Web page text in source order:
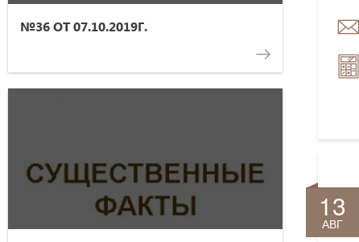
№36 ОТ 07.10.2019Г.
13
АВГ